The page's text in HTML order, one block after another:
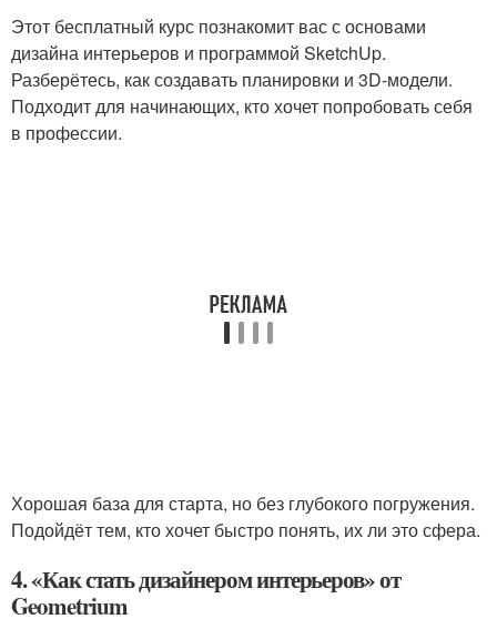
Этот бесплатный курс познакомит вас с основами
дизайна интерьеров и программой SketchUp.
Разберётесь, как создавать планировки и 3D-модели.
Подходит для начинающих, кто хочет попробовать себя
в профессии.
Хорошая база для старта, но без глубокого погружения.
Подойдёт тем, кто хочет быстро понять, их ли это сфера.
4. «Как стать дизайнером интерьеров» от
Geometrium